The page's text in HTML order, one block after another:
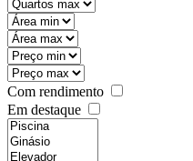
Com rendimento
Em destaque